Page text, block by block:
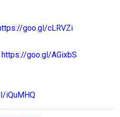
goo.gl/cLRVZi
https://goo.gl/AGixbS
iQuMHQ